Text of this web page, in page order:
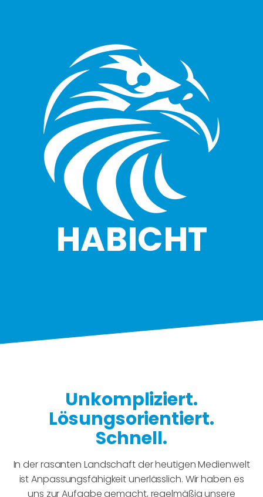
HABICHT
Unkompliziert.
Lösungsorientiert.
Schnell.
In der rasanten Landschaft der heutigen Medienwelt
ist Anpassungsfähigkeit unerlässlich. Wir haben es
uns zur Aufgabe gemacht, regelmäßig unsere